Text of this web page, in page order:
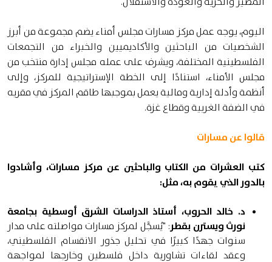
اليوم، يوجه عمل مركز مسارات مجلس أمناء يضم مجموعة من أبرز
الشخصيات من الباحثين والأكاديميين والخبراء من التجمعات
الفلسطينية المختلفة، ويشرف على عمله مجلس إدارة منتخب من
مجلس الأمناء، استنادًا إلى الخطة الإستراتيجية للمركز، وإلى
أنظمة وأدلة إدارية ومالية يعمل بموجبها طاقم المركز في مقريه
في الضفة الغربية وقطاع غزة.
قالوا عن مسارات
كتب العشرات من الكتاب والباحثين عن مركز مسارات، وأشادوا
بالدور الذي يقوم به، مثل:
د. خالد الحروب، أستاذ الدراسات الشرق أوسطية بجامعة
نورث ويسترن بقطر: "يُسجَّل لمركز مسارات مواصلته على مدار
سنوات جهدًا كبيرًا في تحليل جذور الانقسام الفلسطيني،
وعقد لقاءات تشاورية داخل فلسطين وخارجها لمواجهة